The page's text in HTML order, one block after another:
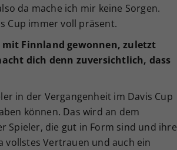
da mache ich mir keine Sorgen.
Cup immer voll präsent.
mit Finnland gewonnen, zuletzt
dich denn zuversichtlich, dass
in der Vergangenheit im Davis Cup
können. Das wird an dem
Spieler, die gut in Form sind und ihre
vollstes Vertrauen und auch ein